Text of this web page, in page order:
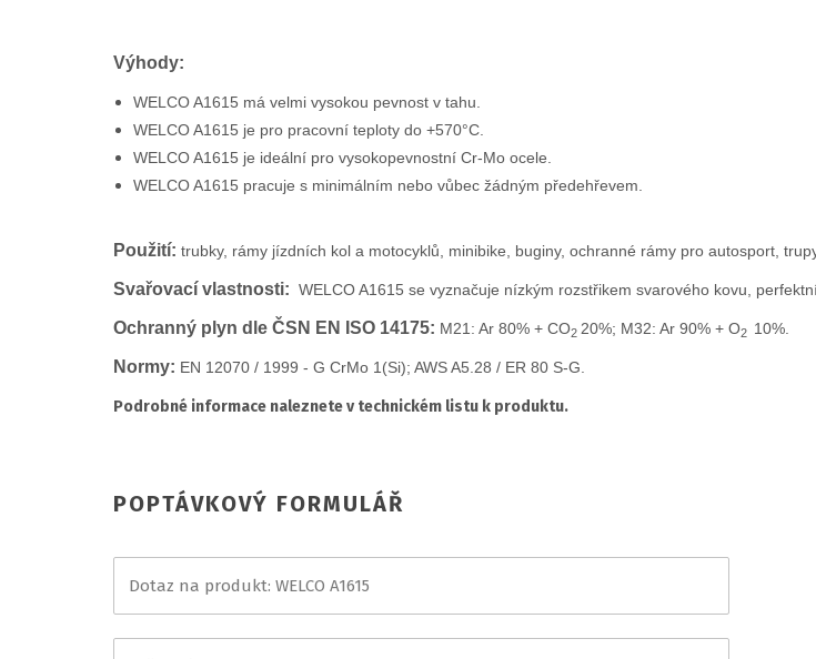
Výhody:
WELCO A1615 má velmi vysokou pevnost v tahu.
WELCO A1615 je pro pracovní teploty do +570°C.
WELCO A1615 je ideální pro vysokopevnostní Cr-Mo ocele.
WELCO A1615 pracuje s minimálním nebo vůbec žádným předehřevem.
Použití: trubky, rámy jízdních kol a motocyklů, minibike, buginy, ochranné rámy pro autosport,
Svařovací vlastnosti: WELCO A1615 se vyznačuje nízkým rozstřikem svarového kovu,
Ochranný plyn dle ČSN EN ISO 14175: M21: Ar 80% + CO2 20%; M32: Ar 90% + O2 10%.
Normy: EN 12070 / 1999 - G CrMo 1(Si); AWS A5.28 / ER 80 S-G.
Podrobné informace naleznete v technickém listu k produktu.
POPTÁVKOVÝ FORMULÁŘ